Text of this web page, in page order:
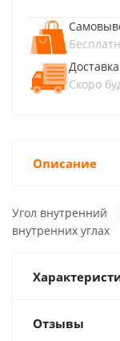
Скоро
Описание
Угол внутренний
внутренних углах
Отзывы